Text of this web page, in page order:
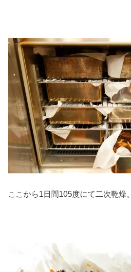
ここから1日間105度にて二次乾燥。